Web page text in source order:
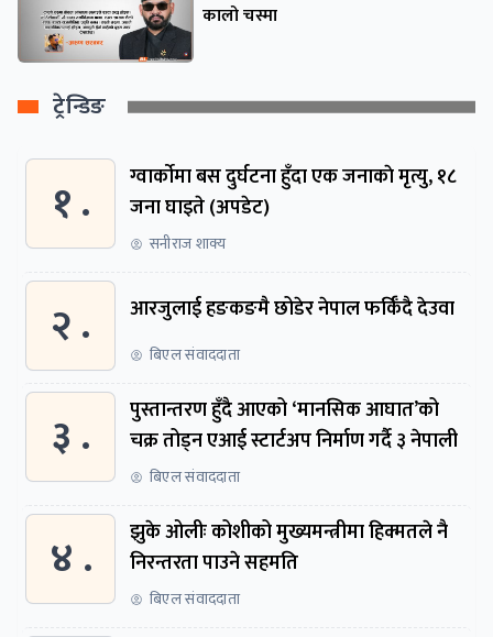
कालो चस्मा
ट्रेन्डिङ
१ .
ग्वार्काेमा बस दुर्घटना हुँदा एक जनाकाे मृत्यु, १८
जना घाइते (अपडेट)
सनीराज शाक्य
२ . आरजुलाई हङकङमै छोडेर नेपाल फर्किँदै देउवा
बिएल संवाददाता
३ .
पुस्तान्तरण हुँदै आएको ‘मानसिक आघात’को
चक्र तोड्न एआई स्टार्टअप निर्माण गर्दै ३ नेपाली
बिएल संवाददाता
४ .
झुके ओलीः कोशीको मुख्यमन्त्रीमा हिक्मतले नै
निरन्तरता पाउने सहमति
बिएल संवाददाता